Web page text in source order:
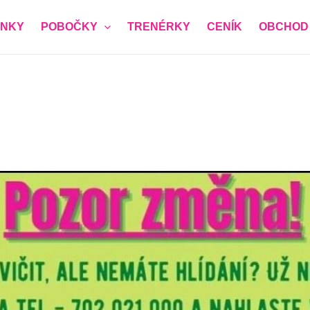
POBOČKY TRENÉRKY CENÍK OBCHOD
registrace)*
vám zavolá a domluví přesný čas nezávazné návštěvy)